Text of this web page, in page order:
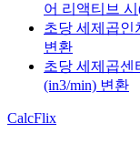
어 리액티브
초당 세제곱인
변환
초당 세제곱센
(in3/min) 변환
CalcFlix